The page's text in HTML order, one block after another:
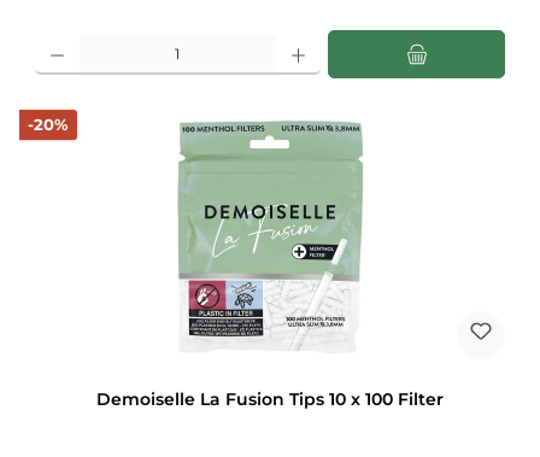
Produkt Anzahl: Gib den gewünschten Wert ein oder benutze die Schaltflächen
-20%Rabatt
Demoiselle La Fusion Tips 10 x 100 Filter